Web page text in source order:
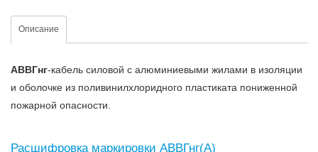
Описание
АВВГнг-кабель силовой с алюминиевыми жилами в изоляции
и оболочке из поливинилхлоридного пластиката пониженной
пожарной опасности.
Расшифровка маркировки АВВГнг(А)